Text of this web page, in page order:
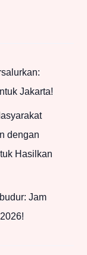
Jakarta!
dengan
Hasilkan
Jam